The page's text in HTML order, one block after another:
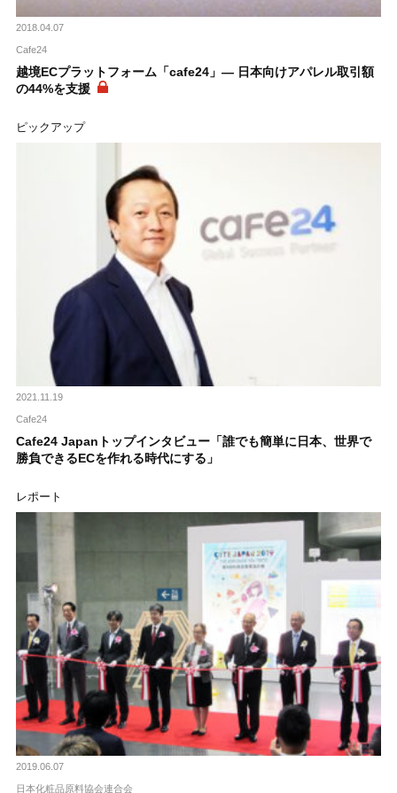
2018.04.07
Cafe24
越境ECプラットフォーム「cafe24」― 日本向けアパレル取引額
の44%を支援
ピックアップ
2021.11.19
Cafe24
Cafe24 Japanトップインタビュー「誰でも簡単に日本、世界で
勝負できるECを作れる時代にする」
レポート
2019.06.07
日本化粧品原料協会連合会